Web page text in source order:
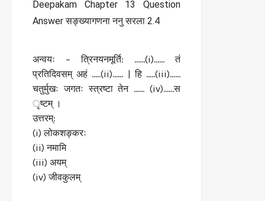
अन्वयः – त्रिनयनमूर्ति: ……(i)…… तं
प्रतिदिवसम् अहं …..(ii)…… | हि …..(iii)……
चतुर्मुखः जगतः स्त्रष्टा तेन …… (iv)……स
ृष्टम् ।
उत्तरम्:
(i) लोकशङ्करः
(ii) नमामि
(iii) अयम्
(iv) जीवकुलम्